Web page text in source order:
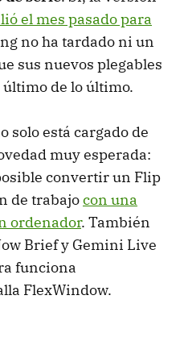
el mes pasado para
no ha tardado ni un
sus nuevos plegables
último de lo último.
solo está cargado de
muy esperada:
convertir un Flip
de trabajocon una
ordenador. También
Brief y Gemini Live
funciona
FlexWindow.